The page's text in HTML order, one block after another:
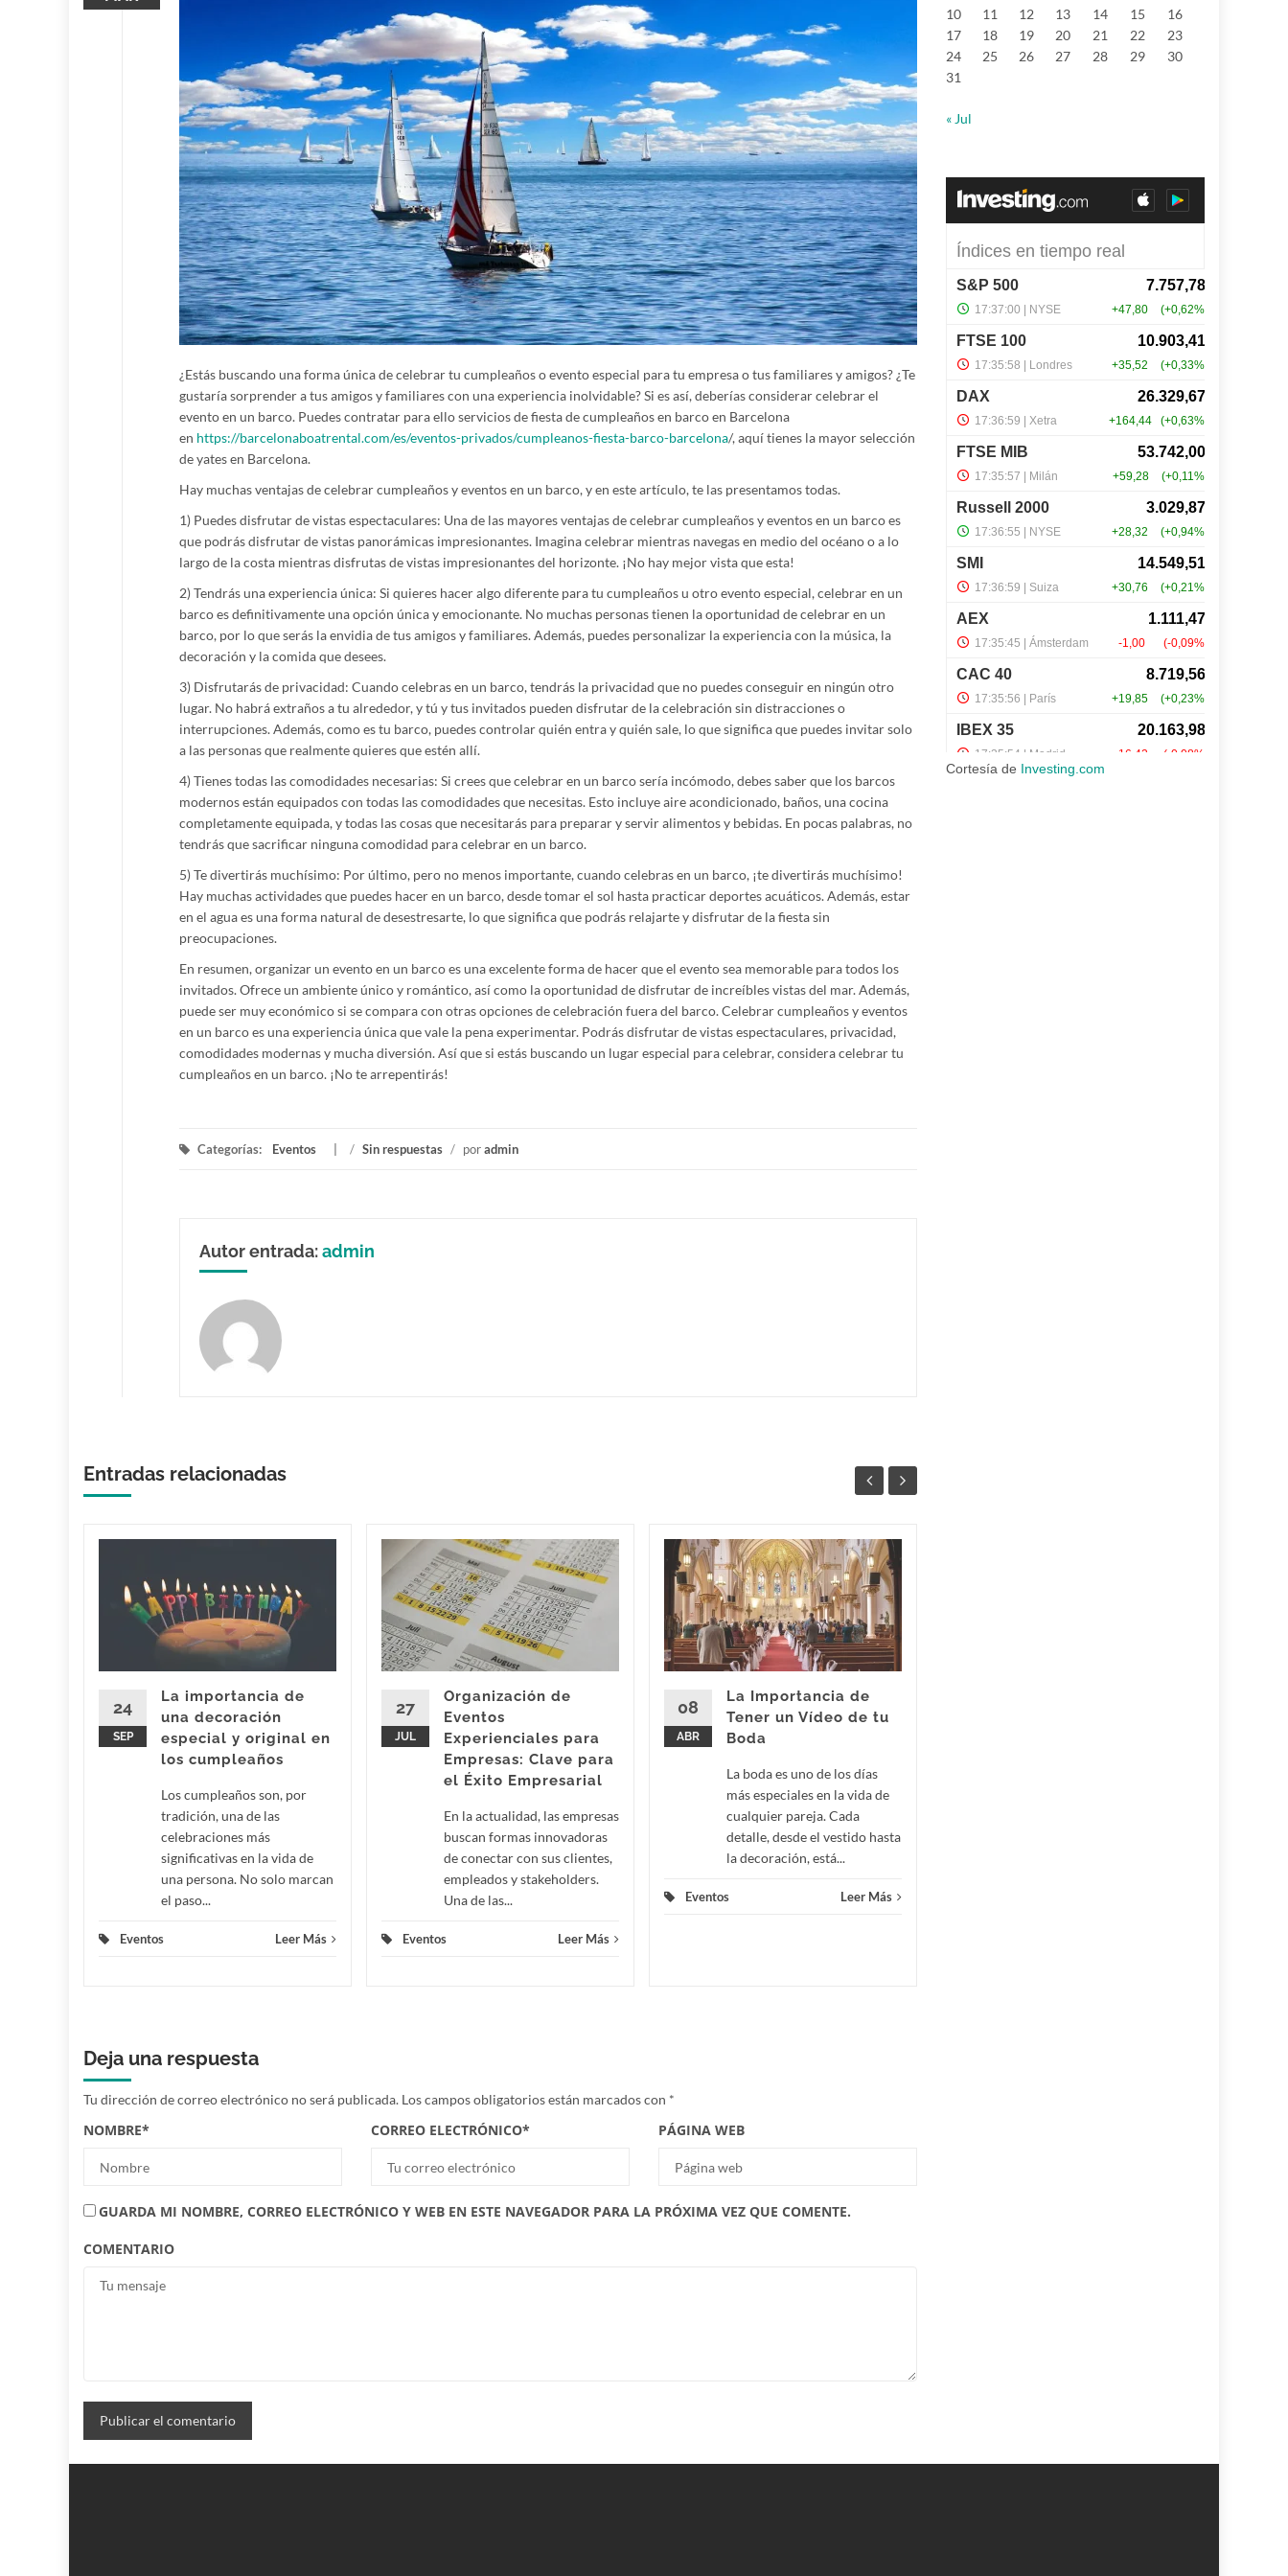
¿Estás buscando una forma única de celebrar tu cumpleaños o evento especial para tu empresa o tus familiares y amigos? ¿Te
gustaría sorprender a tus amigos y familiares con una experiencia inolvidable? Si es así, deberías considerar celebrar el
evento en un barco. Puedes contratar para ello servicios de fiesta de cumpleaños en barco en Barcelona
en https://barcelonaboatrental.com/es/eventos-privados/cumpleanos-fiesta-barco-barcelona/, aquí tienes la mayor selección
de yates en Barcelona.
Hay muchas ventajas de celebrar cumpleaños y eventos en un barco, y en este artículo, te las presentamos todas.
1) Puedes disfrutar de vistas espectaculares: Una de las mayores ventajas de celebrar cumpleaños y eventos en un barco es
que podrás disfrutar de vistas panorámicas impresionantes. Imagina celebrar mientras navegas en medio del océano o a lo
largo de la costa mientras disfrutas de vistas impresionantes del horizonte. ¡No hay mejor vista que esta!
2) Tendrás una experiencia única: Si quieres hacer algo diferente para tu cumpleaños u otro evento especial, celebrar en un
barco es definitivamente una opción única y emocionante. No muchas personas tienen la oportunidad de celebrar en un
barco, por lo que serás la envidia de tus amigos y familiares. Además, puedes personalizar la experiencia con la música, la
decoración y la comida que desees.
3) Disfrutarás de privacidad: Cuando celebras en un barco, tendrás la privacidad que no puedes conseguir en ningún otro
lugar. No habrá extraños a tu alrededor, y tú y tus invitados pueden disfrutar de la celebración sin distracciones o
interrupciones. Además, como es tu barco, puedes controlar quién entra y quién sale, lo que significa que puedes invitar solo
a las personas que realmente quieres que estén allí.
4) Tienes todas las comodidades necesarias: Si crees que celebrar en un barco sería incómodo, debes saber que los barcos
modernos están equipados con todas las comodidades que necesitas. Esto incluye aire acondicionado, baños, una cocina
completamente equipada, y todas las cosas que necesitarás para preparar y servir alimentos y bebidas. En pocas palabras, no
tendrás que sacrificar ninguna comodidad para celebrar en un barco.
5) Te divertirás muchísimo: Por último, pero no menos importante, cuando celebras en un barco, ¡te divertirás muchísimo!
Hay muchas actividades que puedes hacer en un barco, desde tomar el sol hasta practicar deportes acuáticos. Además, estar
en el agua es una forma natural de desestresarte, lo que significa que podrás relajarte y disfrutar de la fiesta sin
preocupaciones.
En resumen, organizar un evento en un barco es una excelente forma de hacer que el evento sea memorable para todos los
invitados. Ofrece un ambiente único y romántico, así como la oportunidad de disfrutar de increíbles vistas del mar. Además,
puede ser muy económico si se compara con otras opciones de celebración fuera del barco. Celebrar cumpleaños y eventos
en un barco es una experiencia única que vale la pena experimentar. Podrás disfrutar de vistas espectaculares, privacidad,
comodidades modernas y mucha diversión. Así que si estás buscando un lugar especial para celebrar, considera celebrar tu
cumpleaños en un barco. ¡No te arrepentirás!
Categorías: Eventos / Sin respuestas / poradmin
Autor entrada:admin
Entradas relacionadas
24
SEP
La importancia de
una decoración
especial y original en
los cumpleaños
Los cumpleaños son, por
tradición, una de las
celebraciones más
significativas en la vida de
una persona. No solo marcan
el paso...
Eventos Leer Más
27
JUL
Organización de
Eventos
Experienciales para
Empresas: Clave para
el Éxito Empresarial
En la actualidad, las empresas
buscan formas innovadoras
de conectar con sus clientes,
empleados y stakeholders.
Una de las...
Eventos Leer Más
08
ABR
La Importancia de
Tener un Vídeo de tu
Boda
La boda es uno de los días
más especiales en la vida de
cualquier pareja. Cada
detalle, desde el vestido hasta
la decoración, está...
Eventos Leer Más
Deja una respuesta
Tu dirección de correo electrónico no será publicada. Los campos obligatorios están marcados con *
NOMBRE* CORREO ELECTRÓNICO* PÁGINA WEB
GUARDA MI NOMBRE, CORREO ELECTRÓNICO Y WEB EN ESTE NAVEGADOR PARA LA PRÓXIMA VEZ QUE COMENTE.
COMENTARIO
10
11 12 13 14 15
16
17
18 19 20 21 22
23
24
25 26 27 28 29
30
31
« Jul
Cortesía de Investing.com